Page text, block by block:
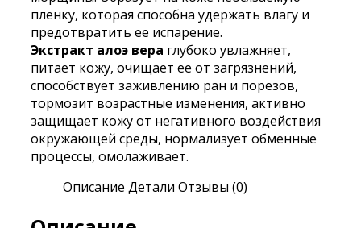
пленку, которая способна удержать влагу и
предотвратить ее испарение.
Экстракт алоэ вера глубоко увлажняет,
питает кожу, очищает ее от загрязнений,
способствует заживлению ран и порезов,
тормозит возрастные изменения, активно
защищает кожу от негативного воздействия
окружающей среды, нормализует обменные
процессы, омолаживает.
Описание Детали Отзывы (0)